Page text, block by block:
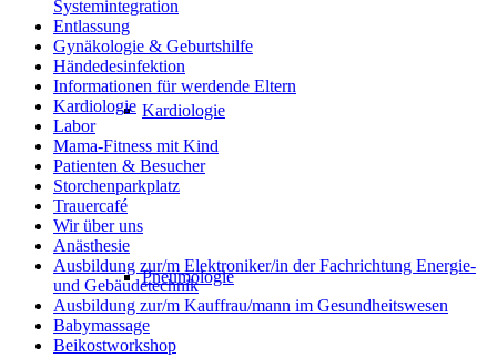
Kardiologie
Pneumologie
Systemintegration
Entlassung
Gynäkologie & Geburtshilfe
Händedesinfektion
Informationen für werdende Eltern
Kardiologie
Labor
Mama-Fitness mit Kind
Patienten & Besucher
Storchenparkplatz
Trauercafé
Wir über uns
Anästhesie
Ausbildung zur/m Elektroniker/in der Fachrichtung Energie-
und Gebäudetechnik
Ausbildung zur/m Kauffrau/mann im Gesundheitswesen
Babymassage
Beikostworkshop